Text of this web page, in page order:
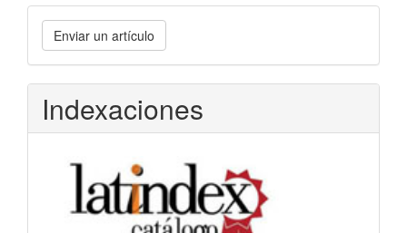
Enviar
un
artículo
Enviar un artículo
Indexaciones